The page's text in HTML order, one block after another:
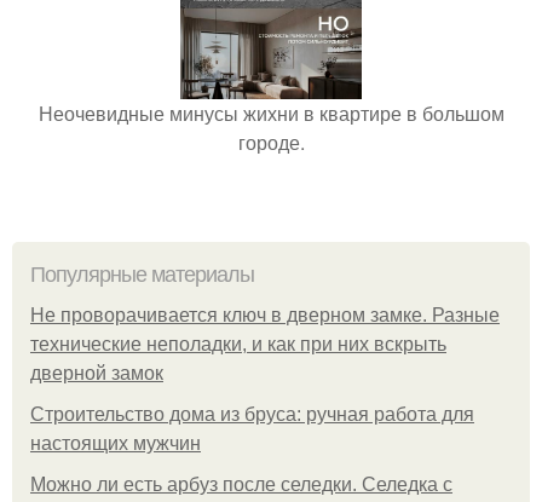
Неочевидные минусы жихни в квартире в большом
городе.
Популярные материалы
Не проворачивается ключ в дверном замке. Разные
технические неполадки, и как при них вскрыть
дверной замок
Строительство дома из бруса: ручная работа для
настоящих мужчин
Можно ли есть арбуз после селедки. Селедка с